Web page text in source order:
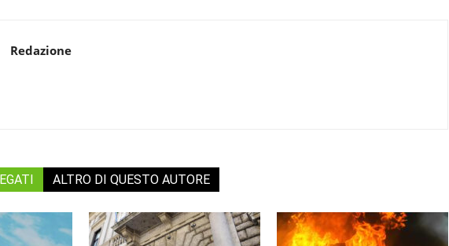
Redazione
ALTRO DI QUESTO AUTORE